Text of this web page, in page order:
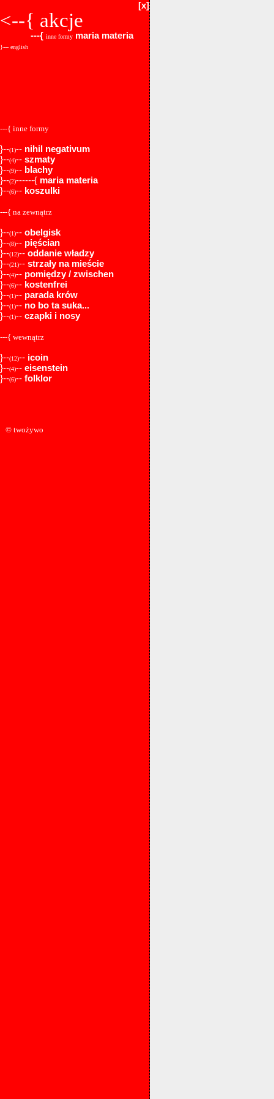
[x]
<--{ akcje
---{ inne formy maria materia
}--- english
---{ inne formy
}--(1)-- nihil negativum
}--(4)-- szmaty
}--(9)-- blachy
}--(2)------{ maria materia
}--(6)-- koszulki
---{ na zewnątrz
}--(1)-- obelgisk
}--(8)-- pięścian
}--(12)-- oddanie władzy
}--(21)-- strzały na mieście
}--(4)-- pomiędzy / zwischen
}--(6)-- kostenfrei
}--(1)-- parada krów
}--(1)-- no bo ta suka...
}--(1)-- czapki i nosy
---{ wewnątrz
}--(12)-- icoin
}--(4)-- eisenstein
}--(6)-- folklor
© twożywo